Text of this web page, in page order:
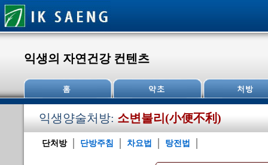
익생의 자연건강 컨텐츠
익생양술처방: 소변불리(小便不利)
단처방 단방주침 차요법 탕전법